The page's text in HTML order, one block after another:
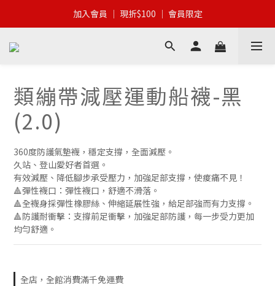
加入會員 │ 全館滿$399 │ 超商免運
加入會員 │ 現折$100 │ 會員限定
加入會員 │ 全館滿$399 │ 超商免運
類繃帶減壓運動船襪-黑
(2.0)
360度防護氣墊襪，穩定支撐，全面減壓。
久站、登山愛好者首選。
有效減壓、降低腳步承受壓力，加強足部支撐，使痠痛不見！
🔺彈性襪口：彈性襪口，舒適不滑落。
🔺全襪身採彈性橡膠絲、伸縮延展性強，給足部強而有力支撐。
🔺防護耐衝擊：支撐前足衝擊，加強足部防護，每一步受力更加
均勻舒適。
全店，全館消費滿千免運費